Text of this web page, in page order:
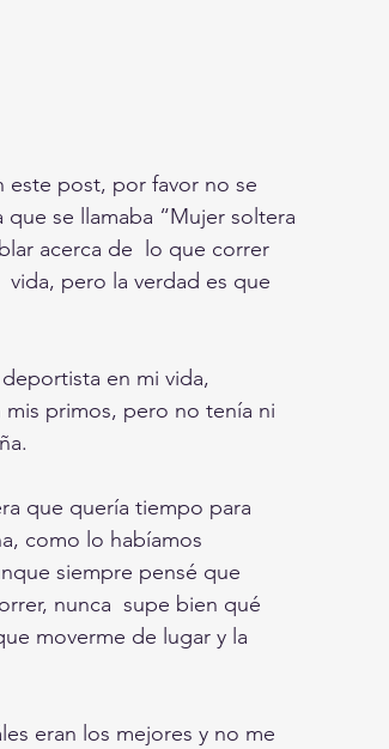
este post, por favor no se
se llamaba “Mujer soltera
acerca de  lo que correr
pero la verdad es que
en mi vida,
mis primos, pero no tenía ni
que quería tiempo para
como lo habíamos
siempre pensé que
nunca  supe bien qué
moverme de lugar y la
eran los mejores y no me